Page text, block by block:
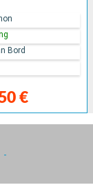
€
Bord